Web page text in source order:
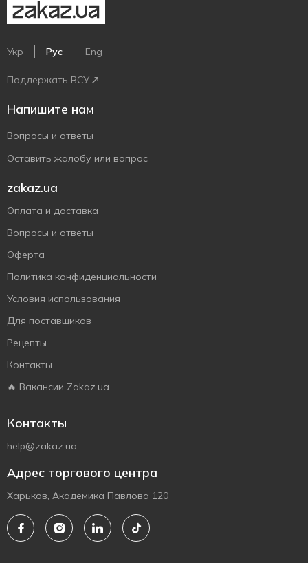
Укр Рус Eng
Поддержать ВСУ
Напишите нам
Вопросы и ответы
Оставить жалобу или вопрос
zakaz.ua
Оплата и доставка
Вопросы и ответы
Оферта
Политика конфиденциальности
Условия использования
Для поставщиков
Рецепты
Контакты
🔥 Вакансии Zakaz.ua
Контакты
help@zakaz.ua
Адрес торгового центра
Харьков, Академика Павлова 120